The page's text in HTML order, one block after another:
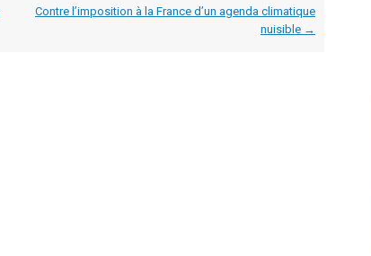
Contre l’imposition à la France d’un agenda climatique
nuisible →